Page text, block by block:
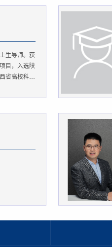
生导师。获
目，入选陕
省高校科